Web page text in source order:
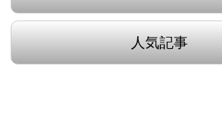
人気記事